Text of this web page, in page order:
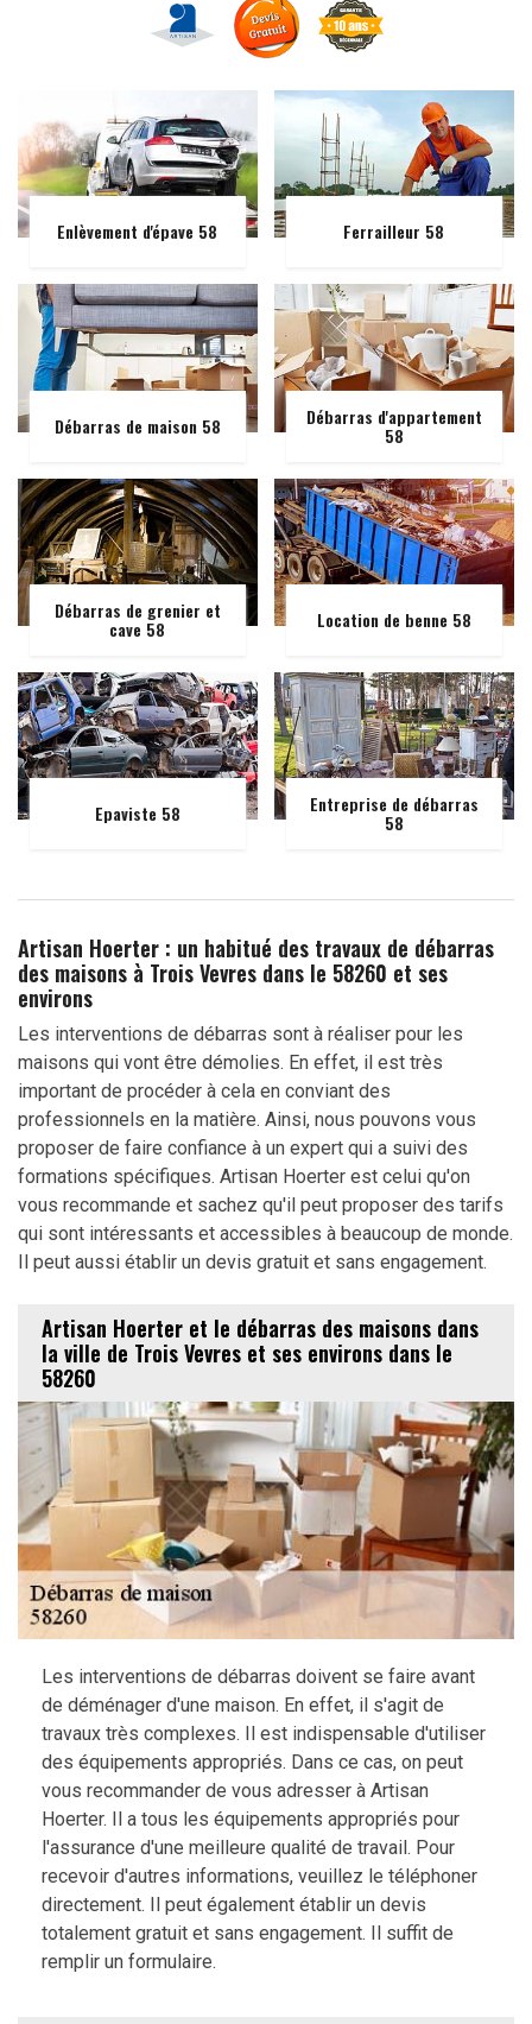
Enlèvement d'épave 58 Ferrailleur 58
Débarras de maison 58 Débarras d'appartement
58
Débarras de grenier et
cave 58 Location de benne 58
Epaviste 58 Entreprise de débarras
58
Artisan Hoerter : un habitué des travaux de débarras
des maisons à Trois Vevres dans le 58260 et ses
environs
Les interventions de débarras sont à réaliser pour les
maisons qui vont être démolies. En effet, il est très
important de procéder à cela en conviant des
professionnels en la matière. Ainsi, nous pouvons vous
proposer de faire confiance à un expert qui a suivi des
formations spécifiques. Artisan Hoerter est celui qu'on
vous recommande et sachez qu'il peut proposer des tarifs
qui sont intéressants et accessibles à beaucoup de monde.
Il peut aussi établir un devis gratuit et sans engagement.
Artisan Hoerter et le débarras des maisons dans
la ville de Trois Vevres et ses environs dans le
58260
Les interventions de débarras doivent se faire avant
de déménager d'une maison. En effet, il s'agit de
travaux très complexes. Il est indispensable d'utiliser
des équipements appropriés. Dans ce cas, on peut
vous recommander de vous adresser à Artisan
Hoerter. Il a tous les équipements appropriés pour
l'assurance d'une meilleure qualité de travail. Pour
recevoir d'autres informations, veuillez le téléphoner
directement. Il peut également établir un devis
totalement gratuit et sans engagement. Il suffit de
remplir un formulaire.